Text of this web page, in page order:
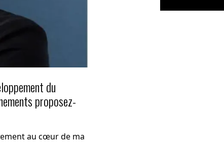
du
proposez-
au cœur de ma